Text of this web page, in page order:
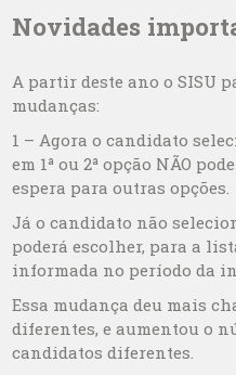
Novidades
A partir deste ano o SISU
mudanças:
1 – Agora o candidato
em 1ª ou 2ª opção NÃO
espera para outras opções.
Já o candidato não
poderá escolher, para a
informada no período da
Essa mudança deu mais
diferentes, e aumentou o
candidatos diferentes.